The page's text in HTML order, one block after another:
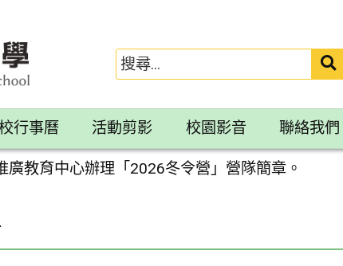
行事曆 活動剪影 校園影音 聯絡我們
廣教育中心辦理「2026冬令營」營隊簡章。